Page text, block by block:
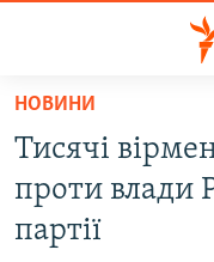
Перейти
основного
матеріалу
Перейти
до
ВІДЕО ТА ФОТО
НОВИНИ
Тисячі
проти влади
партії